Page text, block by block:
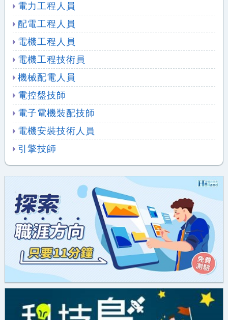
電力工程人員
配電工程人員
電機工程人員
電機工程技術員
機械配電人員
電控盤技師
電子電機裝配技師
電機安裝技術人員
引擎技師